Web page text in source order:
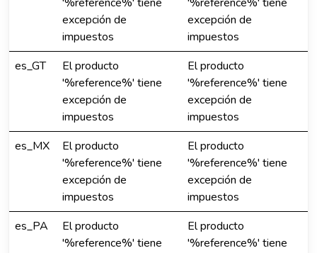
excepción de
impuestos
excepción de
impuestos
es_GT
El producto
'%reference%' tiene
excepción de
impuestos
El producto
'%reference%' tiene
excepción de
impuestos
es_MX
El producto
'%reference%' tiene
excepción de
impuestos
El producto
'%reference%' tiene
excepción de
impuestos
es_PA
El producto
'%reference%' tiene
El producto
'%reference%' tiene